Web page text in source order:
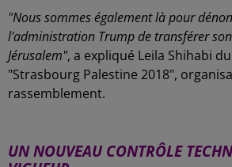
"Nous sommes également là pour
l'administration Trump de transférer
Jérusalem", a expliqué Leila Shihabi
"Strasbourg Palestine 2018",
rassemblement.
UN NOUVEAU CONTRÔLE